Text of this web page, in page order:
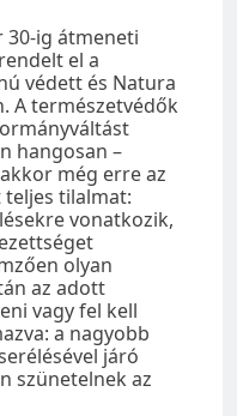
30-ig átmeneti
el a
védett és Natura
A természetvédők
hangosan –
még erre az
tilalmat:
vonatkozik,
olyan
az adott
vagy fel kell
a nagyobb
járó
szünetelnek az